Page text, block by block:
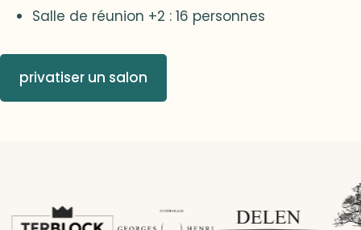
Salle de réunion +2 : 16 personnes
privatiser un salon